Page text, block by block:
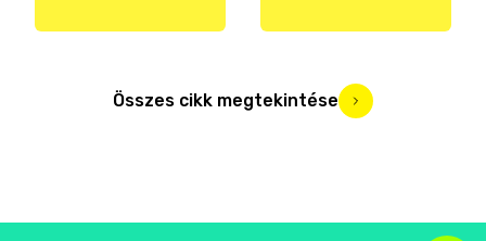
Összes cikk megtekintése